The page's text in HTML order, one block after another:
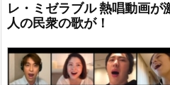
レ・ミゼラブル 熱唱動画
人の民衆の歌が！